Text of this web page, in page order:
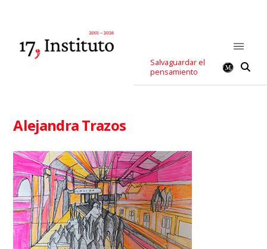
Salvaguardar el
pensamiento
Alejandra Trazos